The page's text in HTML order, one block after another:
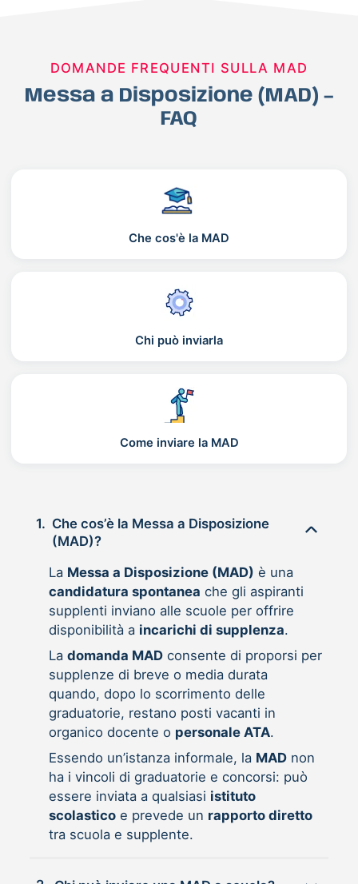
DOMANDE FREQUENTI SULLA MAD
Messa a Disposizione (MAD) –
FAQ
Che cos'è la MAD
Chi può inviarla
Come inviare la MAD
1. Che cos’è la Messa a Disposizione
(MAD)?
La Messa a Disposizione (MAD) è una
candidatura spontanea che gli aspiranti
supplenti inviano alle scuole per offrire
disponibilità a incarichi di supplenza.
La domanda MADconsente di proporsi per
supplenze di breve o media durata
quando, dopo lo scorrimento delle
graduatorie, restano posti vacanti in
organico docente o personale ATA.
Essendo un’istanza informale, la MADnon
ha i vincoli di graduatorie e concorsi: può
essere inviata a qualsiasi istituto
scolasticoe prevede un rapporto diretto
tra scuola e supplente.